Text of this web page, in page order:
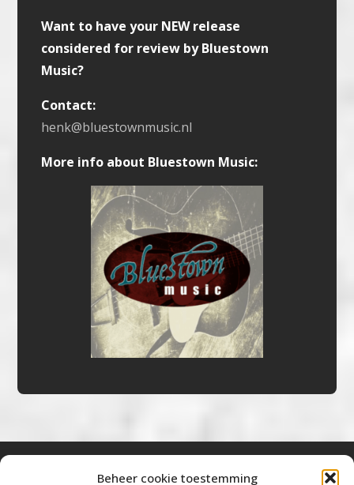
Beheer cookie toestemming
Want to have your NEW release
considered for review by Bluestown
Music?
Contact:
henk@bluestownmusic.nl
More info about Bluestown Music: